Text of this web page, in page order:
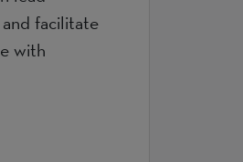
facilitate
with